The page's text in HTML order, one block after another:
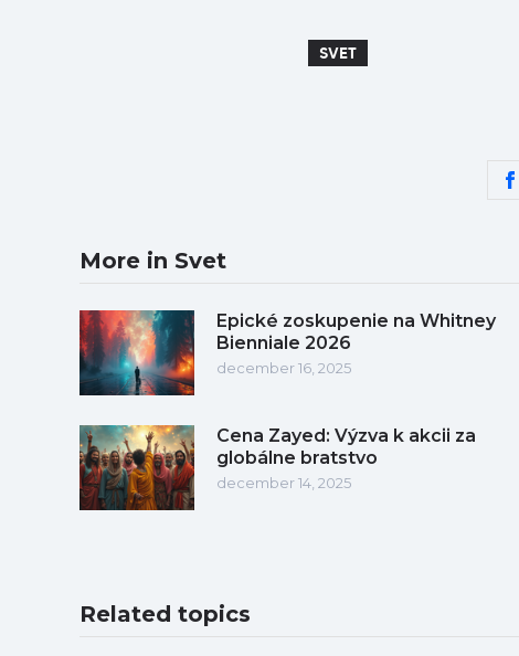
SVET
More in Svet
Epické zoskupenie na Whitney
Bienniale 2026
december 16, 2025
Cena Zayed: Výzva k akcii za
globálne bratstvo
december 14, 2025
Related topics